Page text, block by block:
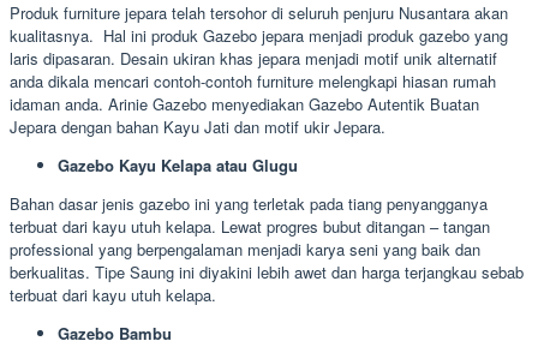
Produk furniture jepara telah tersohor di seluruh penjuru Nusantara akan
kualitasnya. Hal ini produk Gazebo jepara menjadi produk gazebo yang
laris dipasaran. Desain ukiran khas jepara menjadi motif unik alternatif
anda dikala mencari contoh-contoh furniture melengkapi hiasan rumah
idaman anda. Arinie Gazebo menyediakan Gazebo Autentik Buatan
Jepara dengan bahan Kayu Jati dan motif ukir Jepara.
Gazebo Kayu Kelapa atau Glugu
Bahan dasar jenis gazebo ini yang terletak pada tiang penyangganya
terbuat dari kayu utuh kelapa. Lewat progres bubut ditangan – tangan
professional yang berpengalaman menjadi karya seni yang baik dan
berkualitas. Tipe Saung ini diyakini lebih awet dan harga terjangkau sebab
terbuat dari kayu utuh kelapa.
Gazebo Bambu